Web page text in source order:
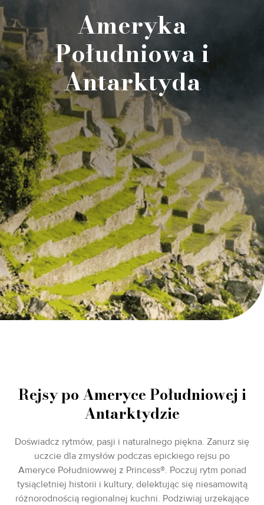
Ameryka
Południowa i
Antarktyda
Rejsy po Ameryce Południowej i
Antarktydzie
Doświadcz rytmów, pasji i naturalnego piękna. Zanurz się
uczcie dla zmysłów podczas epickiego rejsu po
Ameryce Południowwej z Princess®. Poczuj rytm ponad
tysiącletniej historii i kultury, delektując się niesamowitą
różnorodnością regionalnej kuchni. Podziwiaj urzekające